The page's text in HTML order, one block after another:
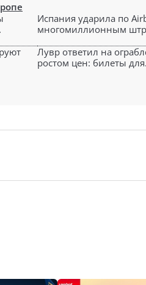
Испания ударила по
многомиллионным
Лувр ответил на
ростом цен: билеты